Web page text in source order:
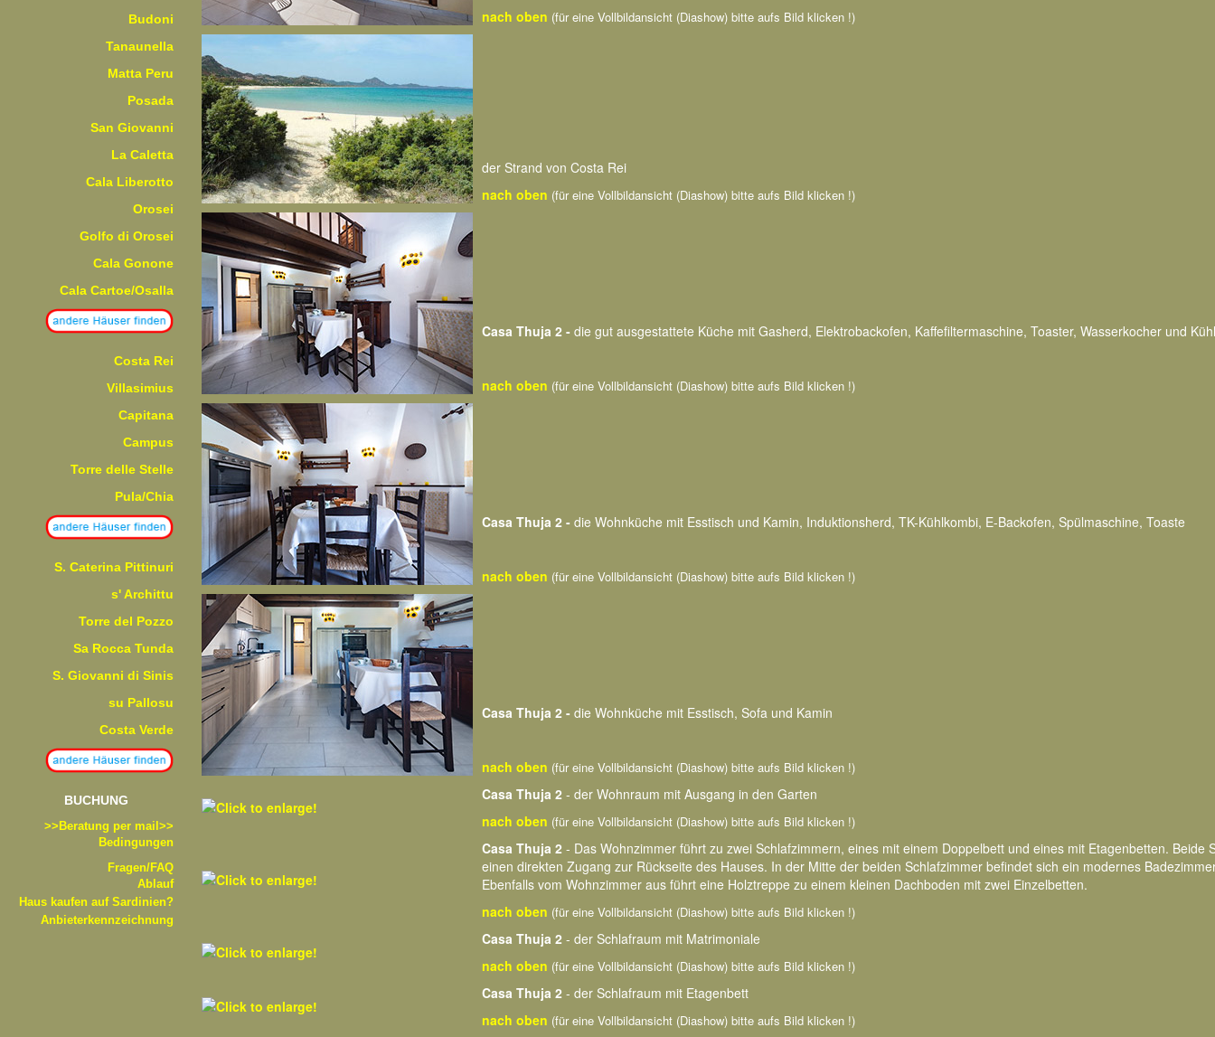
Budoni
Tanaunella
Matta Peru
Posada
San Giovanni
La Caletta
Cala Liberotto
Orosei
Golfo di Orosei
Cala Gonone
Cala Cartoe/Osalla
Costa Rei
Villasimius
Capitana
Campus
Torre delle Stelle
Pula/Chia
S. Caterina Pittinuri
s' Archittu
Torre del Pozzo
Sa Rocca Tunda
S. Giovanni di Sinis
su Pallosu
Costa Verde
BUCHUNG
>>Beratung per mail>>
Bedingungen
Fragen/FAQ
Ablauf
Haus kaufen auf Sardinien?
Anbieterkennzeichnung
nach oben (für eine Vollbildansicht (Diashow) bitte aufs Bild klicken !)
der Strand von Costa Rei
nach oben (für eine Vollbildansicht (Diashow) bitte aufs Bild klicken !)
Casa Thuja 2 - die gut ausgestattete Küche mit Gasherd, Elektrobackofen, Kaffefiltermaschine, Toaster, Wasserkocher und
nach oben (für eine Vollbildansicht (Diashow) bitte aufs Bild klicken !)
Casa Thuja 2 - die Wohnküche mit Esstisch und Kamin, Induktionsherd, TK-Kühlkombi, E-Backofen, Spülmaschine, Toaste
nach oben (für eine Vollbildansicht (Diashow) bitte aufs Bild klicken !)
Casa Thuja 2 - die Wohnküche mit Esstisch, Sofa und Kamin
nach oben (für eine Vollbildansicht (Diashow) bitte aufs Bild klicken !)
Casa Thuja 2 - der Wohnraum mit Ausgang in den Garten
nach oben (für eine Vollbildansicht (Diashow) bitte aufs Bild klicken !)
Casa Thuja 2 - Das Wohnzimmer führt zu zwei Schlafzimmern, eines mit einem Doppelbett und eines mit Etagenbetten. Beide
einen direkten Zugang zur Rückseite des Hauses. In der Mitte der beiden Schlafzimmer befindet sich ein modernes
Ebenfalls vom Wohnzimmer aus führt eine Holztreppe zu einem kleinen Dachboden mit zwei Einzelbetten.
nach oben (für eine Vollbildansicht (Diashow) bitte aufs Bild klicken !)
Casa Thuja 2 - der Schlafraum mit Matrimoniale
nach oben (für eine Vollbildansicht (Diashow) bitte aufs Bild klicken !)
Casa Thuja 2 - der Schlafraum mit Etagenbett
nach oben (für eine Vollbildansicht (Diashow) bitte aufs Bild klicken !)